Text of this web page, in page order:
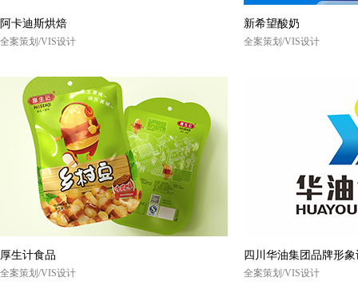
阿卡迪斯烘焙
全案策划/VIS设计
新希望酸奶
全案策划/VIS设计
厚生计食品
全案策划/VIS设计
四川华油集团品牌形
全案策划/VIS设计